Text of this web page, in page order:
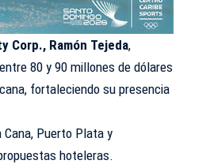
Corp., Ramón Tejeda,
80 y 90 millones de dólares
fortaleciendo su presencia
Puerto Plata y
hoteleras.